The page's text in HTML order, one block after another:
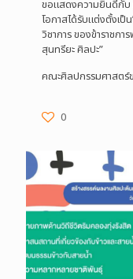
ขอแสดงความยินดีกับ
โอกาสได้รับแต่งตั้งเป็
วิชาการ ของข้าราชก
สุนทรียะ ศิลปะ”
คณะศิลปกรรมศาสตร์
0